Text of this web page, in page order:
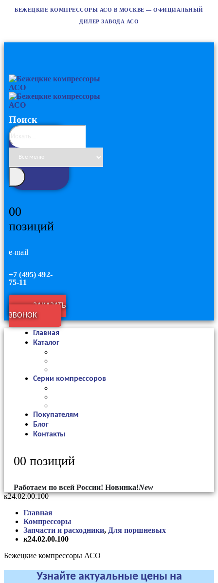
БЕЖЕЦКИЕ КОМПРЕССОРЫ АСО В МОСКВЕ — ОФИЦИАЛЬНЫЙ
ДИЛЕР ЗАВОДА АСО
Поиск
00
позиций
e-mail
+7 (495) 492-
75-11
ЗАКАЗАТЬ
ЗВОНОК
Главная
Каталог
Серии компрессоров
Покупателям
Блог
Контакты
00 позиций
Работаем по всей России! Новинка!New
к24.02.00.100
Главная
Компрессоры
Запчасти и расходники, Для поршневых
к24.02.00.100
Бежецкие компрессоры АСО
Узнайте актуальные цены на